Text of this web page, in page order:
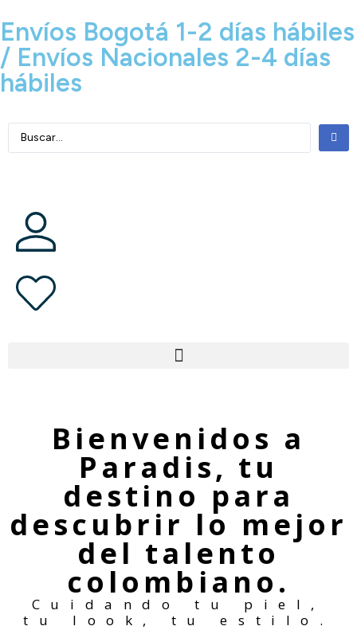
Envíos Bogotá 1-2 días hábiles
/ Envíos Nacionales 2-4 días
hábiles
Bienvenidos a
Paradis, tu
destino para
descubrir lo mejor
del talento
colombiano.
Cuidando tu piel,
tu look, tu estilo.